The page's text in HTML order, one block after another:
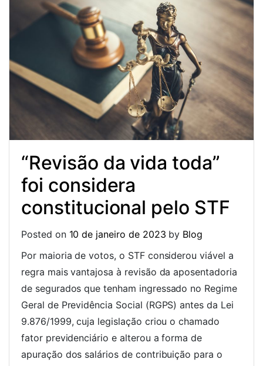
“Revisão da vida toda”
foi considera
constitucional pelo STF
Posted on 10 de janeiro de 2023 by Blog
Por maioria de votos, o STF considerou viável a
regra mais vantajosa à revisão da aposentadoria
de segurados que tenham ingressado no Regime
Geral de Previdência Social (RGPS) antes da Lei
9.876/1999, cuja legislação criou o chamado
fator previdenciário e alterou a forma de
apuração dos salários de contribuição para o